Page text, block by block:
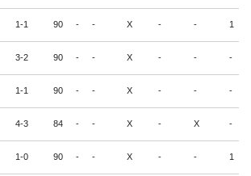
1-1 90 - - X - - 1
3-2 90 - - X - - -
1-1 90 - - X - - -
4-3 84 - - X - X -
1-0 90 - - X - - 1